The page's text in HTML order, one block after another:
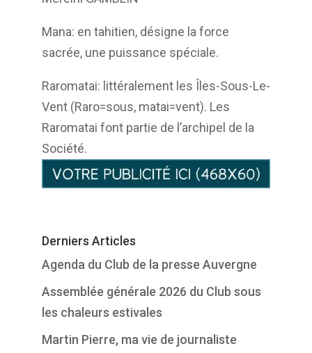
Mana: en tahitien, désigne la force
sacrée, une puissance spéciale.
Raromatai: littéralement les Îles-Sous-Le-
Vent (Raro=sous, matai=vent). Les
Raromatai font partie de l’archipel de la
Société.
Derniers Articles
Agenda du Club de la presse Auvergne
Assemblée générale 2026 du Club sous
les chaleurs estivales
Martin Pierre, ma vie de journaliste